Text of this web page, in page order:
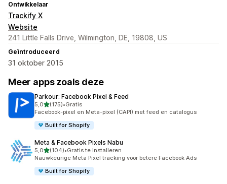
Ontwikkelaar
Trackify X
Website
241 Little Falls Drive, Wilmington, DE, 19808, US
Geïntroduceerd
31 oktober 2015
Meer apps zoals deze
Parkour: Facebook Pixel & Feed
5,0van 5 sterren
(175)
175 recensies in totaal
•Gratis
Facebook-pixel en Meta-pixel (CAPI) met feed en catalogus
Built for Shopify
Meta & Facebook Pixels Nabu
5,0van 5 sterren
(104)
104 recensies in totaal
•Gratis te installeren
Nauwkeurige Meta Pixel tracking voor betere Facebook Ads
Built for Shopify